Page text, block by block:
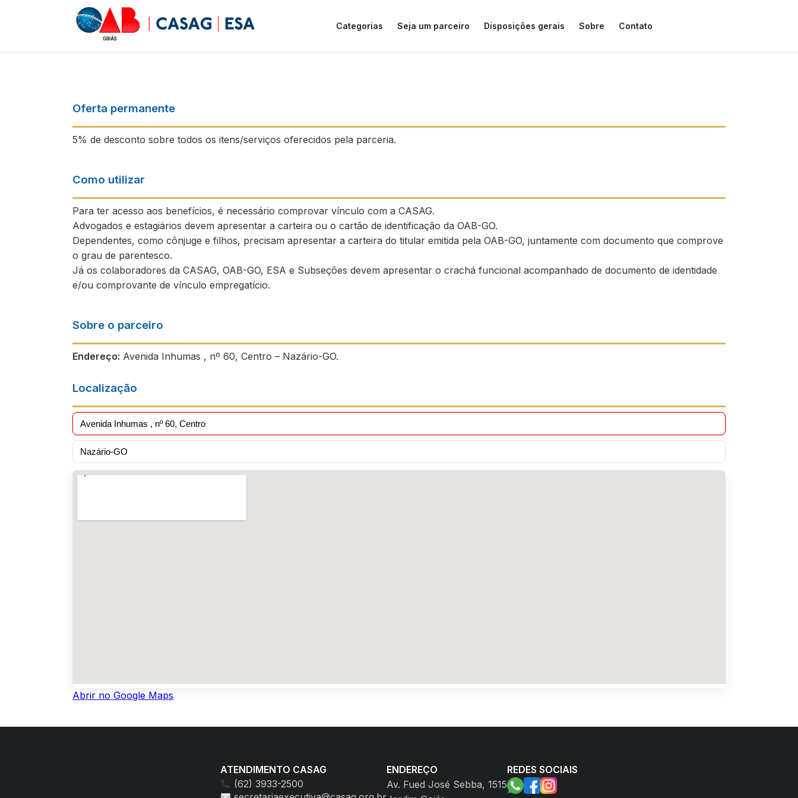
Categorias Seja um parceiro Disposições gerais Sobre Contato
Oferta permanente
5% de desconto sobre todos os itens/serviços oferecidos pela parceria.
Como utilizar
Para ter acesso aos benefícios, é necessário comprovar vínculo com a CASAG.
Advogados e estagiários devem apresentar a carteira ou o cartão de identificação da OAB-GO.
Dependentes, como cônjuge e filhos, precisam apresentar a carteira do titular emitida pela OAB-GO, juntamente com documento que comprove
o grau de parentesco.
Já os colaboradores da CASAG, OAB-GO, ESA e Subseções devem apresentar o crachá funcional acompanhado de documento de identidade
e/ou comprovante de vínculo empregatício.
Sobre o parceiro
Endereço: Avenida Inhumas , nº 60, Centro – Nazário-GO.
Localização
Avenida Inhumas , nº 60, Centro
Nazário-GO
Abrir no Google Maps
ATENDIMENTO CASAG
(62) 3933-2500
ENDEREÇO
Av. Fued José Sebba, 1515
REDES SOCIAIS